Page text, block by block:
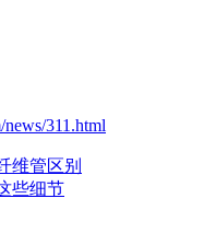
311.html
维管区别
些细节